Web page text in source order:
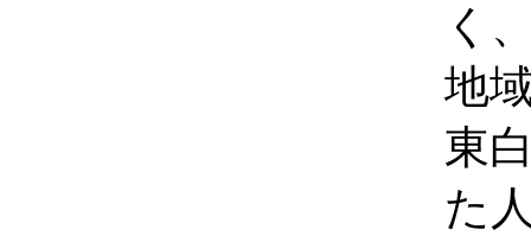
く
地
東
た